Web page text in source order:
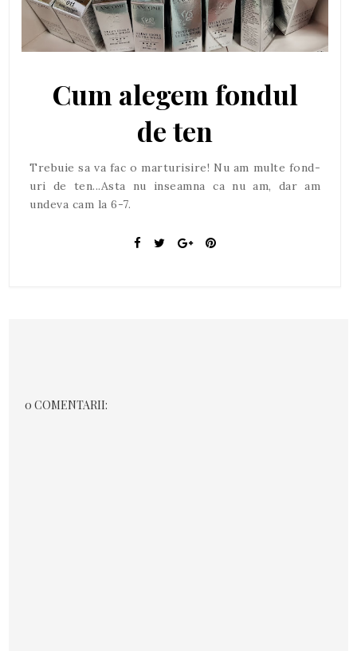
Cum alegem fondul
de ten
Trebuie sa va fac o marturisire! Nu am multe fond-
uri de ten...Asta nu inseamna ca nu am, dar am
undeva cam la 6-7.
0 COMENTARII: